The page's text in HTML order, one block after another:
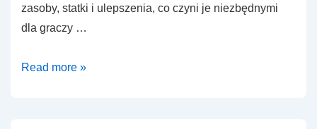
zasoby, statki i ulepszenia, co czyni je niezbędnymi
dla graczy …
Kody
Read more »